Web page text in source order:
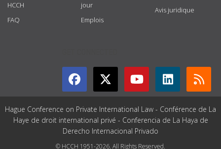
HCCH
FAQ
jour
Emplois
Avis juridique
Hague Conference on Private International Law - Conférence de La
Haye de droit international privé - Conferencia de La Haya de
Derecho Internacional Privado
© HCCH 1951-2026. All Rights Reserved.